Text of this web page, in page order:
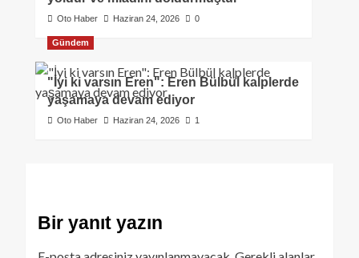
Oto Haber Haziran 24, 2026 0
Gündem
"İyi ki varsın Eren": Eren Bülbül kalplerde
yaşamaya devam ediyor
Oto Haber Haziran 24, 2026 1
Bir yanıt yazın